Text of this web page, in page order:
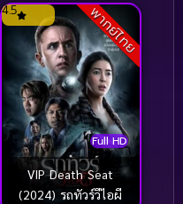
พากย์ไทย
Full HD
4.5
VIP Death Seat
(2024) รถทัวร์วีไอผี